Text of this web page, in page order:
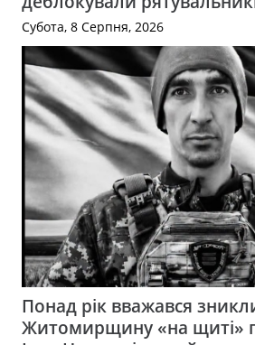
Субота, 8 Серпня, 2026
Понад рік вважався
Житомирщину «на щиті»